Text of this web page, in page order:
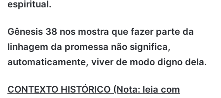
espiritual.
Gênesis 38 nos mostra que fazer parte da
linhagem da promessa não significa,
automaticamente, viver de modo digno dela.
CONTEXTO HISTÓRICO (Nota: leia com